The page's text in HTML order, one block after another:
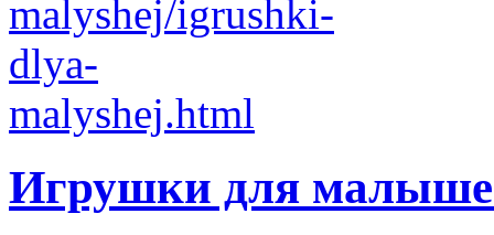
Игрушки для